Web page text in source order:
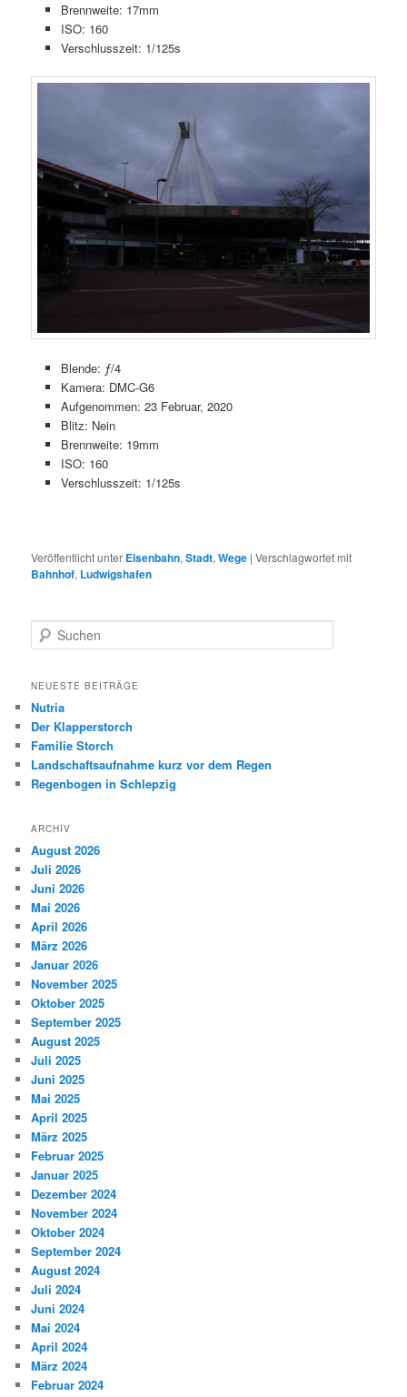
Brennweite: 17mm
ISO: 160
Verschlusszeit: 1/125s
Blende: ƒ/4
Kamera: DMC-G6
Aufgenommen: 23 Februar, 2020
Blitz: Nein
Brennweite: 19mm
ISO: 160
Verschlusszeit: 1/125s
Veröffentlicht unter Eisenbahn,Stadt,Wege |Verschlagwortet mit
Bahnhof, Ludwigshafen
u
h
n
NEUESTE BEITRÄGE
Nutria
Der Klapperstorch
Familie Storch
Landschaftsaufnahme kurz vor dem Regen
Regenbogen in Schlepzig
ARCHIV
August 2026
Juli 2026
Juni 2026
Mai 2026
April 2026
März 2026
Januar 2026
November 2025
Oktober 2025
September 2025
August 2025
Juli 2025
Juni 2025
Mai 2025
April 2025
März 2025
Februar 2025
Januar 2025
Dezember 2024
November 2024
Oktober 2024
September 2024
August 2024
Juli 2024
Juni 2024
Mai 2024
April 2024
März 2024
Februar 2024